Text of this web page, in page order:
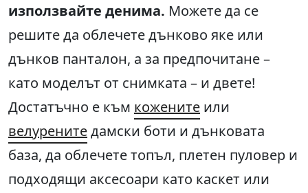
използвайте денима. Можете да се
решите да облечете дънково яке или
дънков панталон, а за предпочитане –
като моделът от снимката – и двете!
Достатъчно е към кожените или
велуренитедамски боти и дънковата
база, да облечете топъл, плетен пуловер и
подходящи аксесоари като каскет или